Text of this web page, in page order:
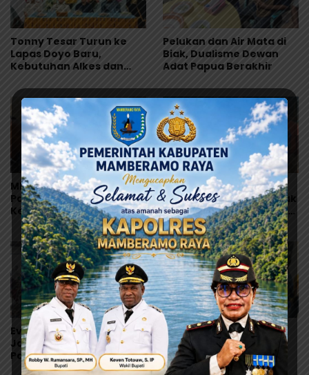
Tonny Tesar Turun ke
Lapas Doyo Baru,
Kebutuhan Alkes dan
Pelukan dan Air Mata di
Biak, Dualisme Dewan
Adat Papua Berakhir
MRP Tegaskan Dukungan
Papua Utara: “Ini Soal
Keadilan bagi Saireri”
Warisan Leluhur Pulang
ke Papua, Ribuan Artefak
dari Amerika Diserahkan
ke Museum Uncen
Evaluasi Total MBG di
Jayapura, Pemerintah
Pastikan Keamanan dan
Kualitas Makanan
Tonny Tesar Serap
Aspirasi MRP, Lanjutkan
Perjuangan Matius
Awaitouw, Kawal